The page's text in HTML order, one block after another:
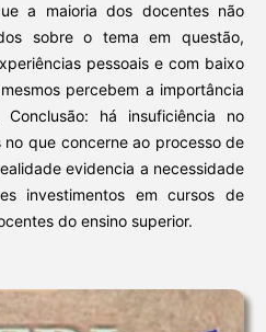
a maioria dos docentes não
sobre o tema em questão,
pessoais e com baixo
percebem a importância
há insuficiência no
que concerne ao processo de
evidencia a necessidade
investimentos em cursos de
do ensino superior.